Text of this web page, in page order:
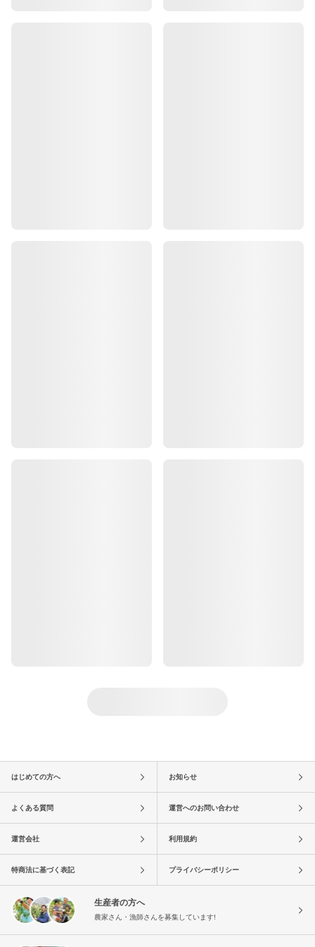
はじめての方へ お知らせ
よくある質問 運営へのお問い合わせ
運営会社 利用規約
特商法に基づく表記 プライバシーポリシー
生産者の方へ
農家さん・漁師さんを募集しています!